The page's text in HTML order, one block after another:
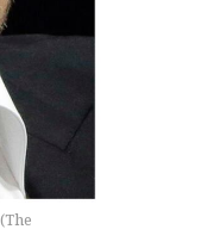
(The